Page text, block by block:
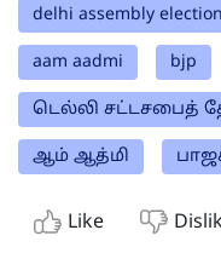
delhi assembly
aam aadmi bjp
டெல்லி சட்டசபைத்
ஆம் ஆத்மி
Like